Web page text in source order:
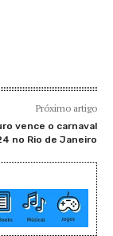
Próximo artigo
vence o carnaval
no Rio de Janeiro